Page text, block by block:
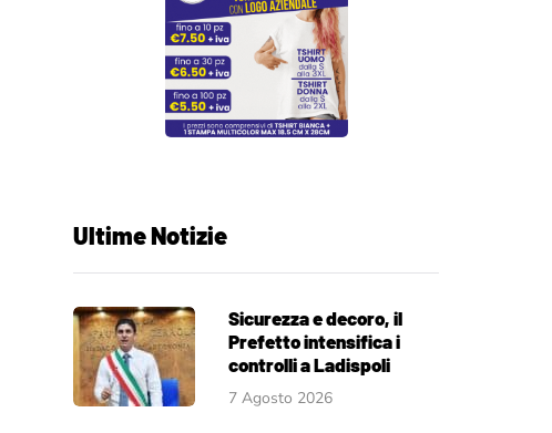
Ultime Notizie
Sicurezza e decoro, il
Prefetto intensifica i
controlli a Ladispoli
7 Agosto 2026